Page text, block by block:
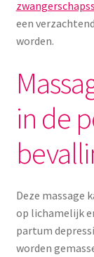
Wasbare
Oefenbroekjes
Yoni eggs
Contact
een
worden.
in de
Deze massage
op lichamelijk
partum
worden